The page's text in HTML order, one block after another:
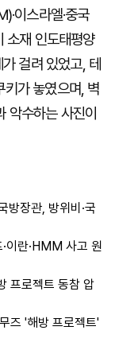
이스라엘·중국
소재 인도태평양
걸려 있었고, 테
키가 놓였으며, 벽
악수하는 사진이
방장관, 방위비·국
이란·HMM 사고 원
프로젝트 동참 압
즈 '해방 프로젝트'